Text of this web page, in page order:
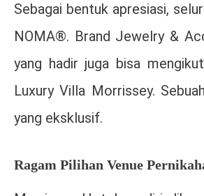
Sebagai bentuk apresiasi,
NOMA®. Brand Jewelry &
yang hadir juga bisa
Luxury Villa Morrissey.
yang eksklusif.
Ragam Pilihan Venue